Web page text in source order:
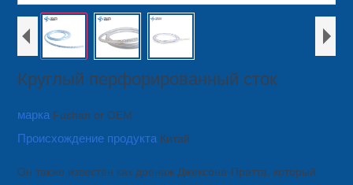
Круглый перфорированный сток
марка Fushan or OEM
Происхождение продукта Китай
Он также известен как дренаж Джексона-Пратта, который